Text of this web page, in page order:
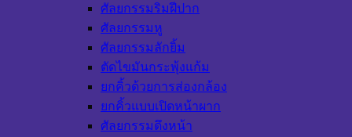
ศัลยกรรมริมฝีปาก
ศัลยกรรมหู
ศัลยกรรมลักยิ้ม
ตัดไขมันกระพุ้งแก้ม
ยกคิ้วด้วยการส่องกล้อง
ยกคิ้วแบบเปิดหน้าผาก
ศัลยกรรมดึงหน้า